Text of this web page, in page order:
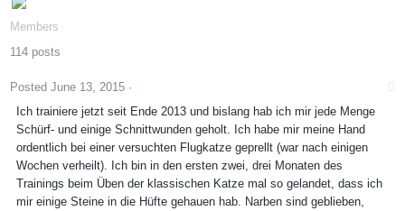
Members
114 posts
Posted June 13, 2015 ·
Ich trainiere jetzt seit Ende 2013 und bislang hab ich mir jede Menge
Schürf- und einige Schnittwunden geholt. Ich habe mir meine Hand
ordentlich bei einer versuchten Flugkatze geprellt (war nach einigen
Wochen verheilt). Ich bin in den ersten zwei, drei Monaten des
Trainings beim Üben der klassischen Katze mal so gelandet, dass ich
mir einige Steine in die Hüfte gehauen hab. Narben sind geblieben,